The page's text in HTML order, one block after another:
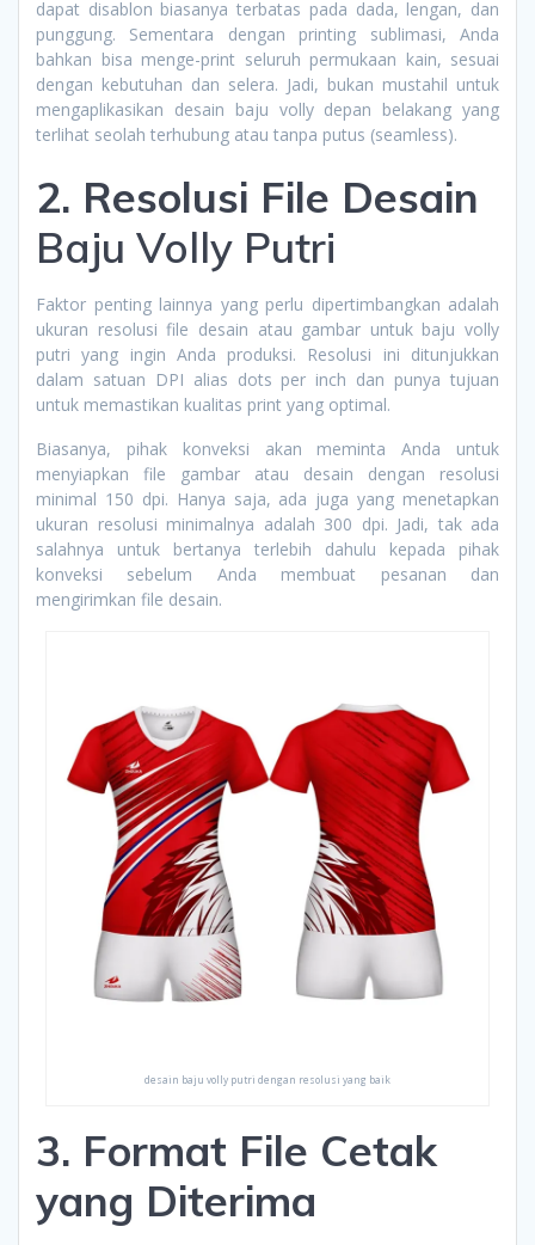
dapat disablon biasanya terbatas pada dada, lengan, dan
punggung. Sementara dengan printing sublimasi, Anda
bahkan bisa menge-print seluruh permukaan kain, sesuai
dengan kebutuhan dan selera. Jadi, bukan mustahil untuk
mengaplikasikan desain baju volly depan belakang yang
terlihat seolah terhubung atau tanpa putus (seamless).
2. Resolusi File Desain
Baju Volly Putri
Faktor penting lainnya yang perlu dipertimbangkan adalah
ukuran resolusi file desain atau gambar untuk baju volly
putri yang ingin Anda produksi. Resolusi ini ditunjukkan
dalam satuan DPI alias dots per inch dan punya tujuan
untuk memastikan kualitas print yang optimal.
Biasanya, pihak konveksi akan meminta Anda untuk
menyiapkan file gambar atau desain dengan resolusi
minimal 150 dpi. Hanya saja, ada juga yang menetapkan
ukuran resolusi minimalnya adalah 300 dpi. Jadi, tak ada
salahnya untuk bertanya terlebih dahulu kepada pihak
konveksi sebelum Anda membuat pesanan dan
mengirimkan file desain.
desain baju volly putri dengan resolusi yang baik
3. Format File Cetak
yang Diterima